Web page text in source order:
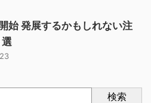
始 発展するかもしれない注
選
検索